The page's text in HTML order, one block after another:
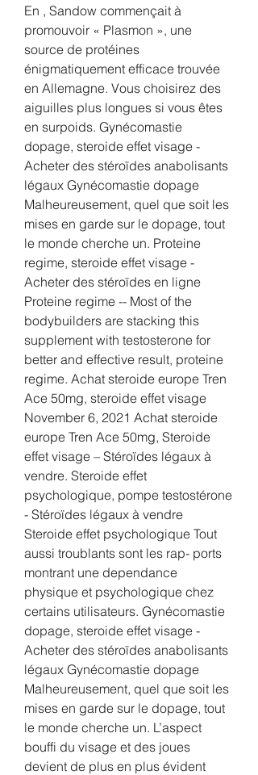
En , Sandow commençait à
promouvoir « Plasmon », une
source de protéines
énigmatiquement efficace trouvée
en Allemagne. Vous choisirez des
aiguilles plus longues si vous êtes
en surpoids. Gynécomastie
dopage, steroide effet visage -
Acheter des stéroïdes anabolisants
légaux Gynécomastie dopage
Malheureusement, quel que soit les
mises en garde sur le dopage, tout
le monde cherche un. Proteine
regime, steroide effet visage -
Acheter des stéroïdes en ligne
Proteine regime -- Most of the
bodybuilders are stacking this
supplement with testosterone for
better and effective result, proteine
regime. Achat steroide europe Tren
Ace 50mg, steroide effet visage
November 6, 2021 Achat steroide
europe Tren Ace 50mg, Steroide
effet visage – Stéroïdes légaux à
vendre. Steroide effet
psychologique, pompe testostérone
- Stéroïdes légaux à vendre
Steroide effet psychologique Tout
aussi troublants sont les rap- ports
montrant une dependance
physique et psychologique chez
certains utilisateurs. Gynécomastie
dopage, steroide effet visage -
Acheter des stéroïdes anabolisants
légaux Gynécomastie dopage
Malheureusement, quel que soit les
mises en garde sur le dopage, tout
le monde cherche un. L’aspect
bouffi du visage et des joues
devient de plus en plus évident